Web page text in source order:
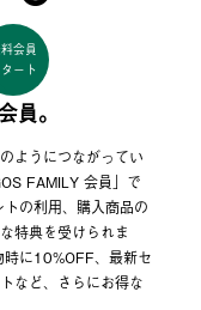
会員
ート
員。
ようにつながってい
FAMILY 会員」で
の利用、購入商品の
特典を受けられま
に10%OFF、最新セ
など、さらにお得な